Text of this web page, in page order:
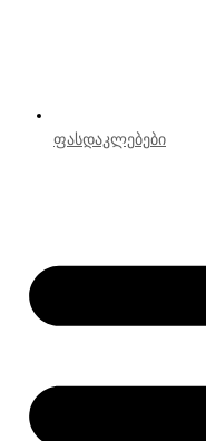
ფასდაკლებები